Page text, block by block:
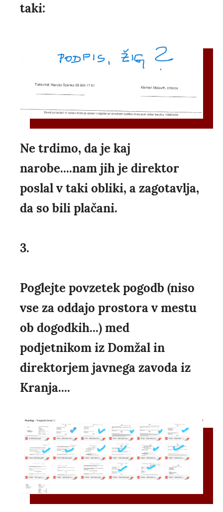
taki:
Ne trdimo, da je kaj
narobe....nam jih je direktor
poslal v taki obliki, a zagotavlja,
da so bili plačani.
3.
Poglejte povzetek pogodb (niso
vse za oddajo prostora v mestu
ob dogodkih...) med
podjetnikom iz Domžal in
direktorjem javnega zavoda iz
Kranja....